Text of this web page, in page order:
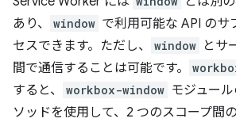
あり、
window で利用可能な API のサ
セスできます。ただし、
window とサ
間で通信することは可能です。
すると、
workbox-window モジュー
ソッドを使用して、2 つのスコープ間